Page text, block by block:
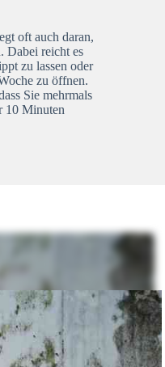
oft auch daran,
Dabei reicht es
zu lassen oder
zu öffnen.
Sie mehrmals
10 Minuten